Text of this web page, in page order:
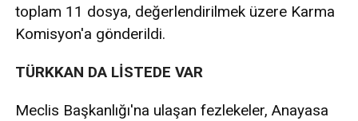
toplam 11 dosya, değerlendirilmek üzere Karma
Komisyon'a gönderildi.
TÜRKKAN DA LİSTEDE VAR
Meclis Başkanlığı'na ulaşan fezlekeler, Anayasa